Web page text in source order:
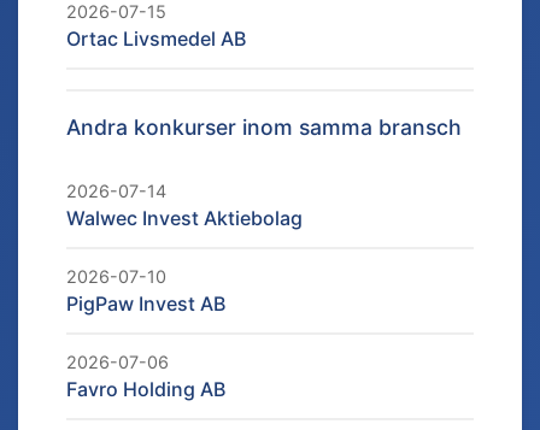
2026-07-15
Ortac Livsmedel AB
Andra konkurser inom samma bransch
2026-07-14
Walwec Invest Aktiebolag
2026-07-10
PigPaw Invest AB
2026-07-06
Favro Holding AB